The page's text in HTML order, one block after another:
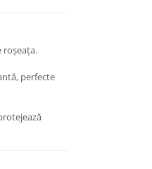
roșeața.
perfecte